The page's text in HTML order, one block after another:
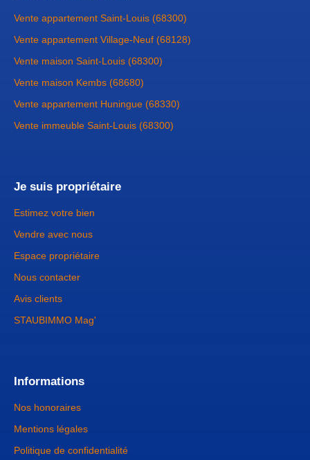
Vente appartement Saint-Louis (68300)
Vente appartement Village-Neuf (68128)
Vente maison Saint-Louis (68300)
Vente maison Kembs (68680)
Vente appartement Huningue (68330)
Vente immeuble Saint-Louis (68300)
Je suis propriétaire
Estimez votre bien
Vendre avec nous
Espace propriétaire
Nous contacter
Avis clients
STAUBIMMO Mag'
Informations
Nos honoraires
Mentions légales
Politique de confidentialité